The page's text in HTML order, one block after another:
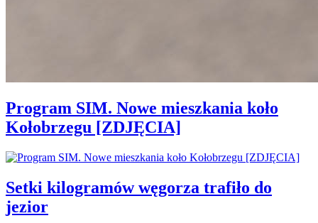
Program SIM. Nowe mieszkania koło
Kołobrzegu [ZDJĘCIA]
Setki kilogramów węgorza trafiło do
jezior